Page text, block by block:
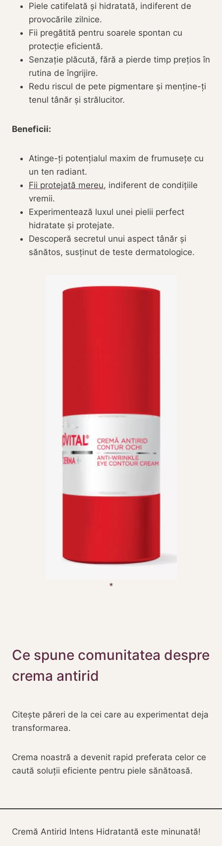
Piele catifelată și hidratată, indiferent de
provocările zilnice.
Fii pregătită pentru soarele spontan cu
protecție eficientă.
Senzație plăcută, fără a pierde timp prețios în
rutina de îngrijire.
Redu riscul de pete pigmentare și menține-ți
tenul tânăr și strălucitor.
Beneficii:
Atinge-ți potențialul maxim de frumusețe cu
un ten radiant.
Fii protejată mereu, indiferent de condițiile
vremii.
Experimentează luxul unei pielii perfect
hidratate și protejate.
Descoperă secretul unui aspect tânăr și
sănătos, susținut de teste dermatologice.
Ce spune comunitatea despre
crema antirid
Citește păreri de la cei care au experimentat deja
transformarea.
Crema noastră a devenit rapid preferata celor ce
caută soluții eficiente pentru piele sănătoasă.
Cremă Antirid Intens Hidratantă este minunată!